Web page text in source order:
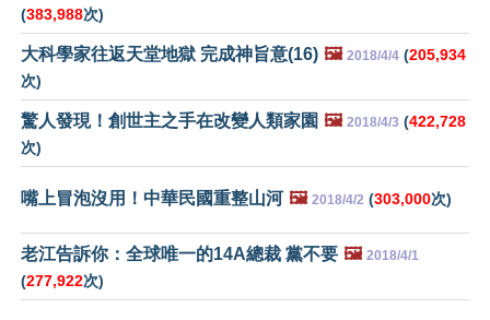
(383,988次)
大科學家往返天堂地獄 完成神旨意(16) 🖼️ 2018/4/4 (205,934
次)
驚人發現！創世主之手在改變人類家園 🖼️ 2018/4/3 (422,728
次)
嘴上冒泡沒用！中華民國重整山河 🖼️ 2018/4/2 (303,000次)
老江告訴你：全球唯一的14A總裁 黨不要 🖼️ 2018/4/1
(277,922次)